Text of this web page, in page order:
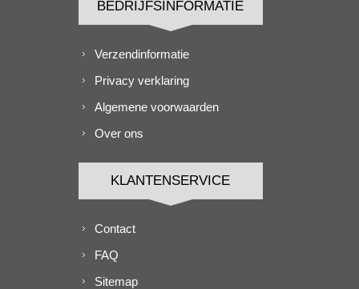
BEDRIJFSINFORMATIE
Verzendinformatie
Privacy verklaring
Algemene voorwaarden
Over ons
KLANTENSERVICE
Contact
FAQ
Sitemap